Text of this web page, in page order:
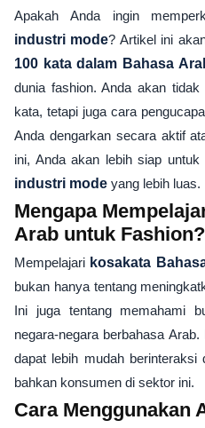
Apakah Anda ingin
industri mode? Artikel ini
100 kata dalam Bahasa
dunia fashion. Anda akan
kata, tetapi juga cara
Anda dengarkan secara aktif
ini, Anda akan lebih siap
industri mode yang lebih luas.
Mengapa
Arab untuk Fashion?
Mempelajari kosakata
bukan hanya tentang
Ini juga tentang memahami
negara-negara berbahasa
dapat lebih mudah berinteraksi
bahkan konsumen di sektor ini.
Cara Menggunakan